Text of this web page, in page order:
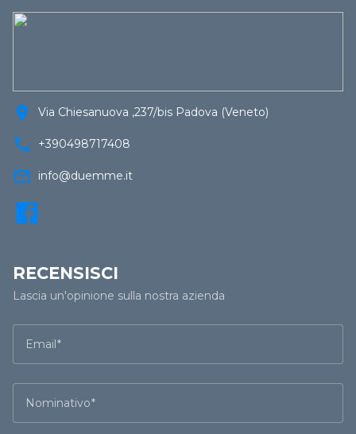
location_on Via Chiesanuova ,237/bis Padova (Veneto)
call +390498717408
mail_outline info@duemme.it
RECENSISCI
Lascia un'opinione sulla nostra azienda
Email
Nominativo